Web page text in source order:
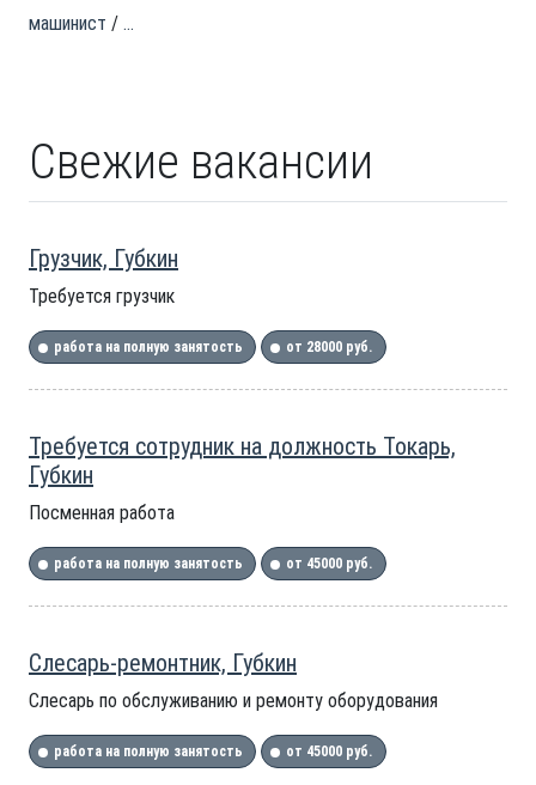
машинист ...
Свежие вакансии
Грузчик, Губкин
Требуется грузчик
работа на полную занятость от 28000 руб.
Требуется сотрудник на должность Токарь,
Губкин
Посменная работа
работа на полную занятость от 45000 руб.
Слесарь-ремонтник, Губкин
Слесарь по обслуживанию и ремонту оборудования
работа на полную занятость от 45000 руб.